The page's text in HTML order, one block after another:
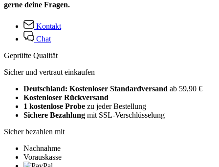
gerne deine Fragen.
Kontakt
Chat
Geprüfte Qualität
Sicher und vertraut einkaufen
Deutschland: Kostenloser Standardversand ab 59,90 €
Kostenloser Rückversand
1 kostenlose Probe zu jeder Bestellung
Sichere Bezahlung mit SSL-Verschlüsselung
Sicher bezahlen mit
Nachnahme
Vorauskasse